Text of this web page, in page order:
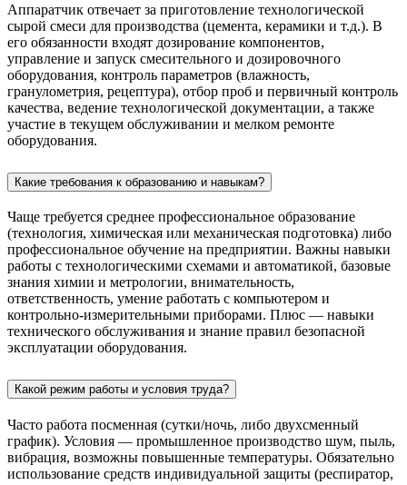
Аппаратчик отвечает за приготовление технологической
сырой смеси для производства (цемента, керамики и т.д.). В
его обязанности входят дозирование компонентов,
управление и запуск смесительного и дозировочного
оборудования, контроль параметров (влажность,
гранулометрия, рецептура), отбор проб и первичный контроль
качества, ведение технологической документации, а также
участие в текущем обслуживании и мелком ремонте
оборудования.
Какие требования к образованию и навыкам?
Чаще требуется среднее профессиональное образование
(технология, химическая или механическая подготовка) либо
профессиональное обучение на предприятии. Важны навыки
работы с технологическими схемами и автоматикой, базовые
знания химии и метрологии, внимательность,
ответственность, умение работать с компьютером и
контрольно-измерительными приборами. Плюс — навыки
технического обслуживания и знание правил безопасной
эксплуатации оборудования.
Какой режим работы и условия труда?
Часто работа посменная (сутки/ночь, либо двухсменный
график). Условия — промышленное производство шум, пыль,
вибрация, возможны повышенные температуры. Обязательно
использование средств индивидуальной защиты (респиратор,